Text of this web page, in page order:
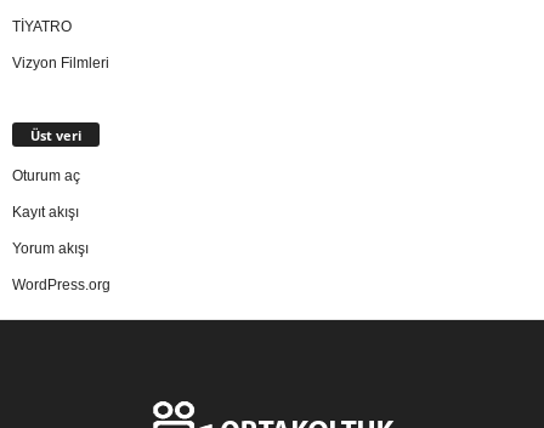
TİYATRO
Vizyon Filmleri
Üst veri
Oturum aç
Kayıt akışı
Yorum akışı
WordPress.org